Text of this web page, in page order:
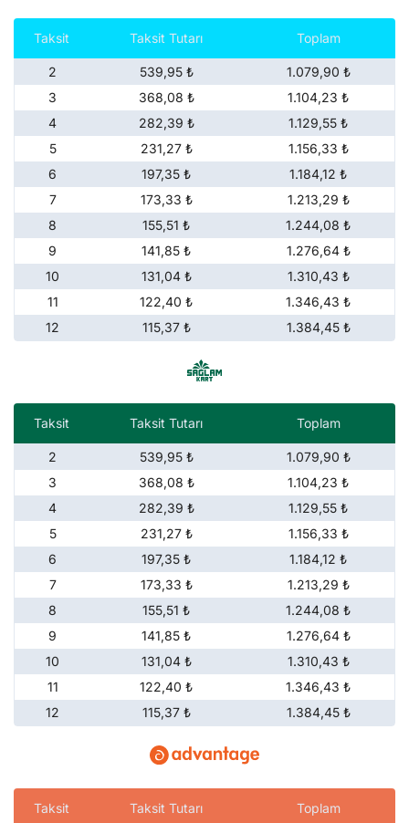
Taksit Taksit Tutarı Toplam
2 539,95 ₺
1.079,90 ₺
3
368,08 ₺
1.104,23 ₺
4
282,39 ₺
1.129,55 ₺
5
231,27 ₺
1.156,33 ₺
6
197,35 ₺
1.184,12 ₺
7
173,33 ₺
1.213,29 ₺
8
155,51 ₺
1.244,08 ₺
9
141,85 ₺
1.276,64 ₺
10
131,04 ₺
1.310,43 ₺
11
122,40 ₺
1.346,43 ₺
12
115,37 ₺ 1.384,45 ₺
Taksit Taksit Tutarı Toplam
2 539,95 ₺
1.079,90 ₺
3
368,08 ₺
1.104,23 ₺
4
282,39 ₺
1.129,55 ₺
5
231,27 ₺
1.156,33 ₺
6
197,35 ₺
1.184,12 ₺
7
173,33 ₺
1.213,29 ₺
8
155,51 ₺
1.244,08 ₺
9
141,85 ₺
1.276,64 ₺
10
131,04 ₺
1.310,43 ₺
11
122,40 ₺
1.346,43 ₺
12
115,37 ₺ 1.384,45 ₺
Taksit Taksit Tutarı Toplam